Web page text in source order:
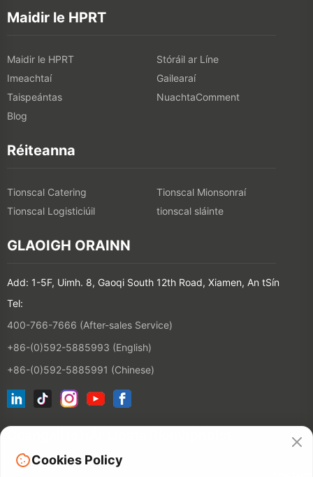
Maidir le HPRT
Maidir le HPRT
Stóráil ar Líne
Imeachtaí
Gailearaí
Taispeántas
NuachtaComment
Blog
Réiteanna
Tionscal Catering
Tionscal Mionsonraí
Tionscal Logisticiúil
tionscal sláinte
GLAOIGH ORAINN
Add: 1-5F, Uimh. 8, Gaoqi South 12th Road, Xiamen, An tSín
Tel:
400-766-7666 (After-sales Service)
+86-(0)592-5885993 (English)
+86-(0)592-5885991 (Chinese)
Cookies Policy